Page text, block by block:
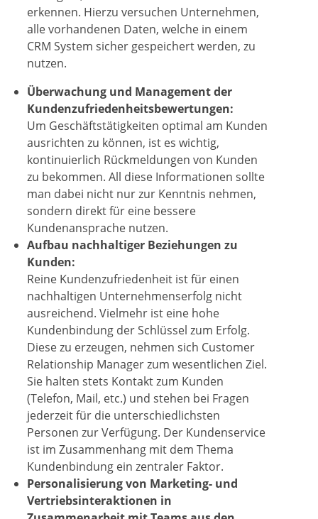
erkennen. Hierzu versuchen Unternehmen,
alle vorhandenen Daten, welche in einem
CRM System sicher gespeichert werden, zu
nutzen.
Überwachung und Management der
Kundenzufriedenheitsbewertungen:
Um Geschäftstätigkeiten optimal am Kunden
ausrichten zu können, ist es wichtig,
kontinuierlich Rückmeldungen von Kunden
zu bekommen. All diese Informationen sollte
man dabei nicht nur zur Kenntnis nehmen,
sondern direkt für eine bessere
Kundenansprache nutzen.
Aufbau nachhaltiger Beziehungen zu
Kunden:
Reine Kundenzufriedenheit ist für einen
nachhaltigen Unternehmenserfolg nicht
ausreichend. Vielmehr ist eine hohe
Kundenbindung der Schlüssel zum Erfolg.
Diese zu erzeugen, nehmen sich Customer
Relationship Manager zum wesentlichen Ziel.
Sie halten stets Kontakt zum Kunden
(Telefon, Mail, etc.) und stehen bei Fragen
jederzeit für die unterschiedlichsten
Personen zur Verfügung. Der Kundenservice
ist im Zusammenhang mit dem Thema
Kundenbindung ein zentraler Faktor.
Personalisierung von Marketing- und
Vertriebsinteraktionen in